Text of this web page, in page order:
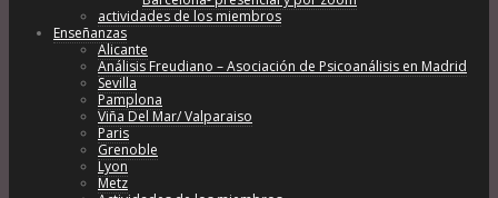
actividades de los miembros
Enseñanzas
Alicante
Análisis Freudiano – Asociación de Psicoanálisis en Madrid
Sevilla
Pamplona
Viña Del Mar/ Valparaiso
Paris
Grenoble
Lyon
Metz